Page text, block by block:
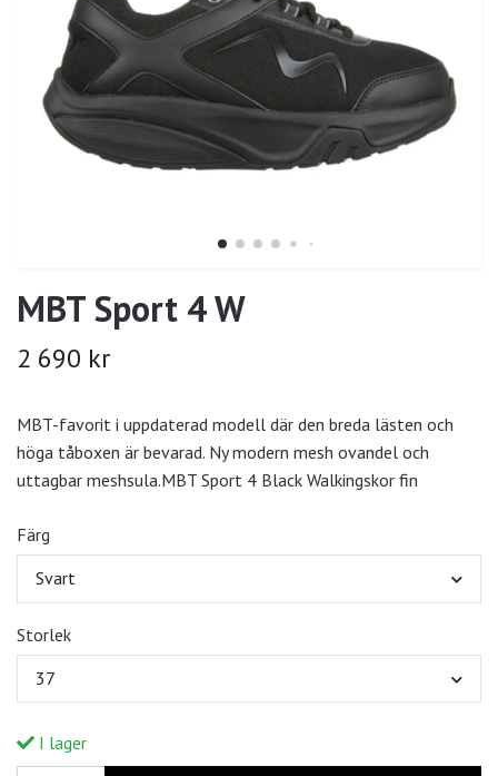
MBT Sport 4 W
2 690 kr
MBT-favorit i uppdaterad modell där den breda lästen och
höga tåboxen är bevarad. Ny modern mesh ovandel och
uttagbar meshsula.MBT Sport 4 Black Walkingskor fin
Färg
Svart
Storlek
37
I lager